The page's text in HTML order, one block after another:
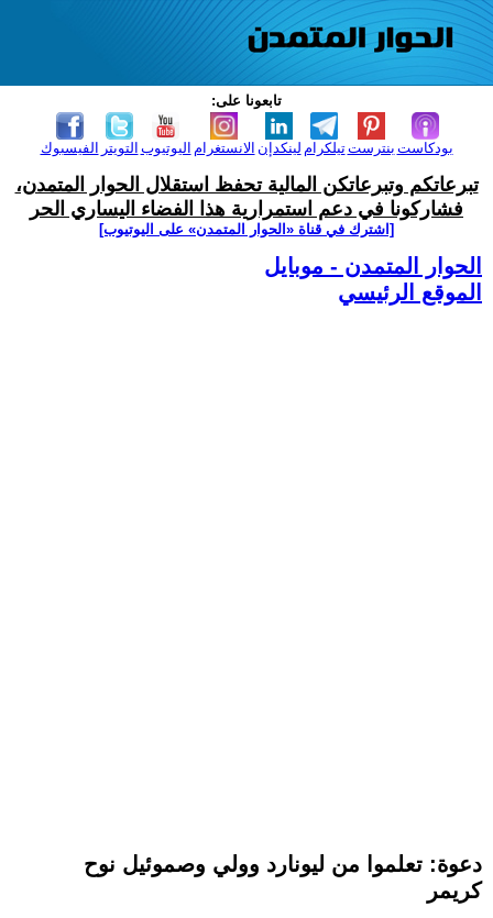
تابعونا على:
الفيسبوك التويتر اليوتيوب الانستغرام لينكدإن تيلكرامبنترست بودكاست
تبرعاتكم وتبرعاتكن المالية تحفظ استقلال الحوار المتمدن،
فشاركونا في دعم استمرارية هذا الفضاء اليساري الحر
[اشترك في قناة ‫«الحوار المتمدن» على اليوتيوب]
الحوار المتمدن - موبايل
الموقع الرئيسي
دعوة: تعلموا من ليونارد وولي وصموئيل نوح
كريمر